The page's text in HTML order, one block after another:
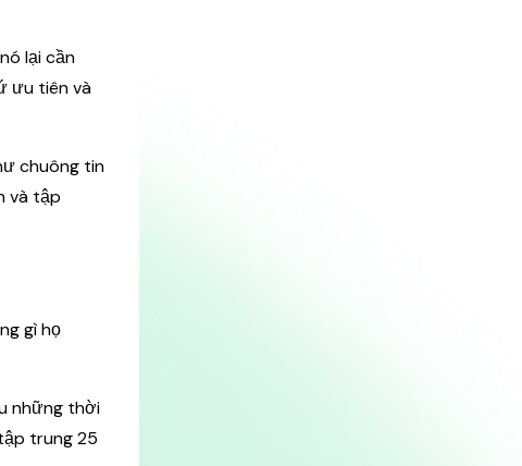
lại cần
ưu tiên và
chuông tin
và tập
gì họ
những thời
trung 25